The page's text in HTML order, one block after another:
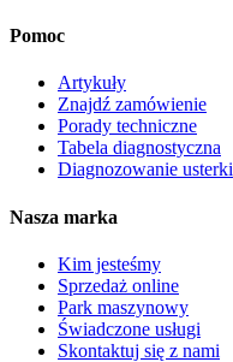
Pomoc
Artykuły
Znajdź zamówienie
Porady techniczne
Tabela diagnostyczna
Diagnozowanie usterki
Nasza marka
Kim jesteśmy
Sprzedaż online
Park maszynowy
Świadczone usługi
Skontaktuj się z nami